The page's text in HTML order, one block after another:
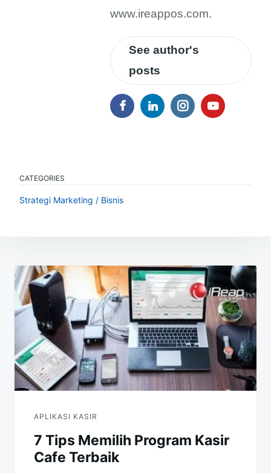
www.ireappos.com.
See author's
posts
CATEGORIES
Strategi Marketing / Bisnis
pos
APLIKASI KASIR
7 Tips Memilih Program Kasir
Cafe Terbaik